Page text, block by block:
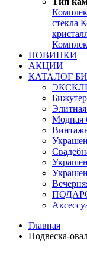
стекла
НОВИНКИ
АКЦИИ
КАТАЛОГ
Модная
Главная
Подвеска-